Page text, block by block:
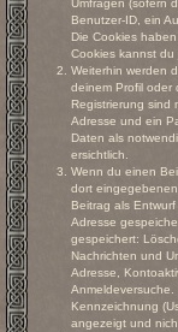
Umfragen (sofern
Benutzer-ID, ein
Die Cookies
Cookies kannst du
Weiterhin werden
deinem Profil oder
Registrierung sind
Adresse und ein
Daten als
ersichtlich.
Wenn du einen
dort
Beitrag als
Adresse
gespeichert:
Nachrichten und
Adresse,
Anmeldeversuche.
Kennzeichnung
angezeigt und